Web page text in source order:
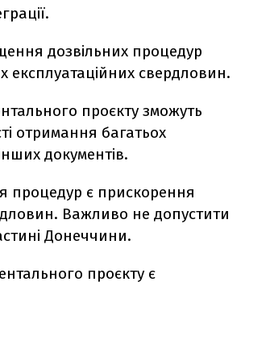
дозвільних процедур
експлуатаційних свердловин.
проєкту зможуть
отримання багатьох
документів.
процедур є прискорення
Важливо не допустити
Донеччини.
проєкту є